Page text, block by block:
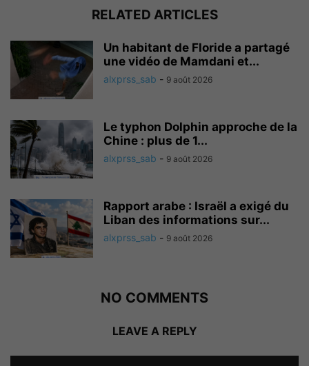
RELATED ARTICLES
Un habitant de Floride a partagé
une vidéo de Mamdani et...
alxprss_sab - 9 août 2026
Le typhon Dolphin approche de la
Chine : plus de 1...
alxprss_sab - 9 août 2026
Rapport arabe : Israël a exigé du
Liban des informations sur...
alxprss_sab - 9 août 2026
NO COMMENTS
LEAVE A REPLY